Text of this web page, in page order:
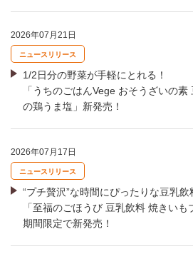
2026年07月21日
ニュースリリース
1/2日分の野菜が手軽にとれる！
「うちのごはんVege おそうざいの素
の鶏うま塩」新発売！
2026年07月17日
ニュースリリース
“プチ贅沢”な時間にぴったりな豆乳飲
「至福のごほうび 豆乳飲料 焼きいも
期間限定で新発売！